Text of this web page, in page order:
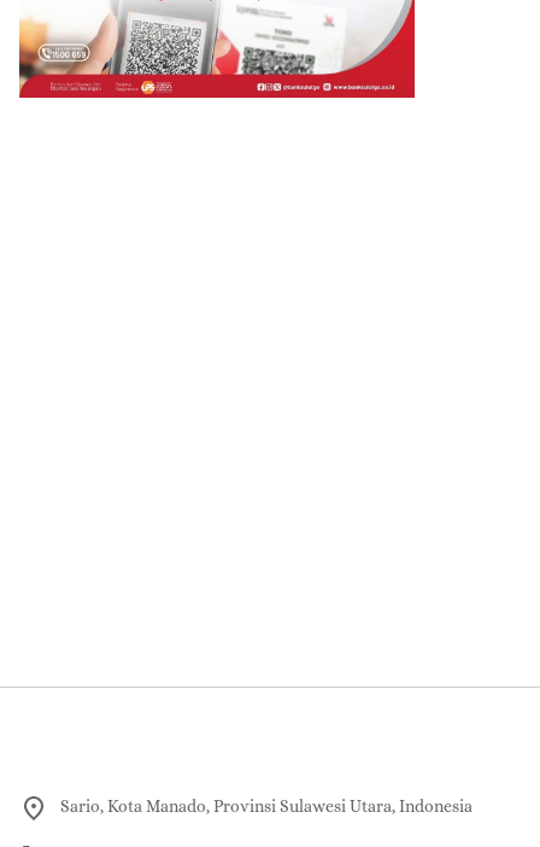
Sario, Kota Manado, Provinsi Sulawesi Utara, Indonesia